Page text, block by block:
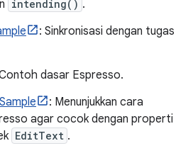
intending() .
: Sinkronisasi dengan tugas
dasar Espresso.
: Menunjukkan cara
agar cocok dengan properti
EditText .